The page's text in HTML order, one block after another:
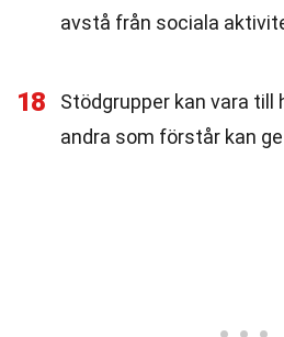
avstå från sociala
18
Stödgrupper kan vara till
andra som förstår kan